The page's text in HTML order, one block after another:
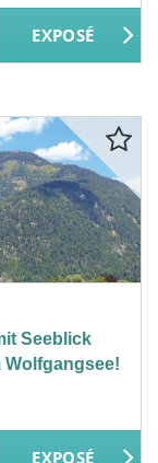
Seeblick
Wolfgangsee!